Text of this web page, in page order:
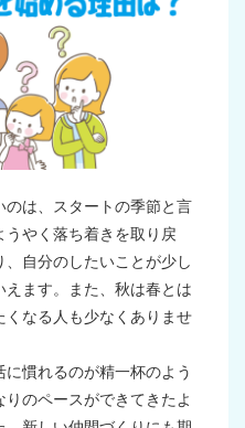
は、スタートの季節と言
やく落ち着きを取り戻
自分のしたいことが少し
ます。また、秋は春とは
なる人も少なくありませ
慣れるのが精一杯のよう
のペースができてきたよ